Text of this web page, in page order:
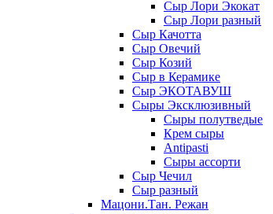
Сыр Лори Экокат
Сыр Лори разный
Сыр Качотта
Сыр Овечий
Сыр Козий
Сыр в Керамике
Сыр ЭКОТАВУШ
Сыры Эксклюзивный
Сыры полутведые
Крем сыры
Antipasti
Сыры ассорти
Сыр Чечил
Сыр разный
Мацони.Тан. Режан